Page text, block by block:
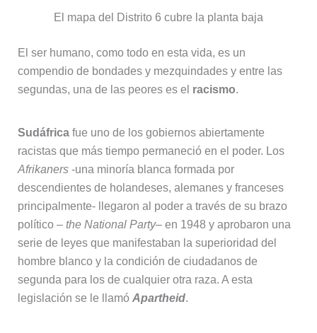
El mapa del Distrito 6 cubre la planta baja
El ser humano, como todo en esta vida, es un
compendio de bondades y mezquindades y entre las
segundas, una de las peores es el racismo.
Sudáfricafue uno de los gobiernos abiertamente
racistas que más tiempo permaneció en el poder. Los
Afrikaners-una minoría blanca formada por
descendientes de holandeses, alemanes y franceses
principalmente- llegaron al poder a través de su brazo
político – the National Party– en 1948 y aprobaron una
serie de leyes que manifestaban la superioridad del
hombre blanco y la condición de ciudadanos de
segunda para los de cualquier otra raza. A esta
legislación se le llamó Apartheid.